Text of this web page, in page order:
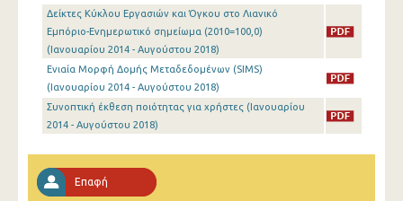
Ιουνίου 2025
Μαΐου 2025
Απριλίου 2025
Μαρτίου 2025
Ιανουαρίου 2025
Δείκτες Κύκλου Εργασιών και Όγκου στο Λιανικό
Εμπόριο-Ενημερωτικό σημείωμα (2010=100,0)
(Ιανουαρίου 2014 - Αυγούστου 2018)
Ενιαία Μορφή Δομής Μεταδεδομένων (SIMS)
(Ιανουαρίου 2014 - Αυγούστου 2018)
Συνοπτική έκθεση ποιότητας για χρήστες (Ιανουαρίου
2014 - Αυγούστου 2018)
Επαφή